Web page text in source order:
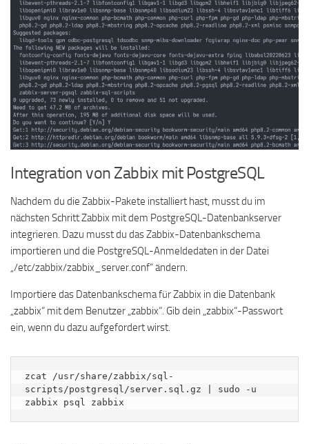
Integration von Zabbix mit PostgreSQL
Nachdem du die Zabbix-Pakete installiert hast, musst du im
nächsten Schritt Zabbix mit dem PostgreSQL-Datenbankserver
integrieren. Dazu musst du das Zabbix-Datenbankschema
importieren und die PostgreSQL-Anmeldedaten in der Datei
„/etc/zabbix/zabbix_server.conf“ ändern.
Importiere das Datenbankschema für Zabbix in die Datenbank
„zabbix“ mit dem Benutzer „zabbix“. Gib dein „zabbix“-Passwort
ein, wenn du dazu aufgefordert wirst.
zcat /usr/share/zabbix/sql-
scripts/postgresql/server.sql.gz | sudo -u
zabbix psql zabbix